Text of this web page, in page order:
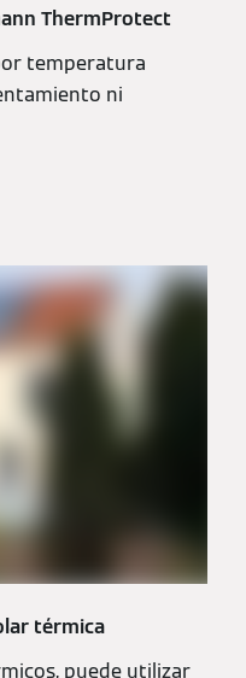
ThermProtect
temperatura
ni
térmica
puede utilizar